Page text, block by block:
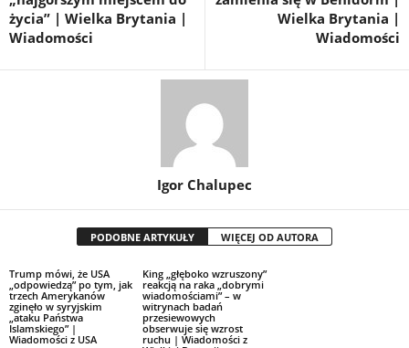
życia” | Wielka Brytania |
Wiadomości
Wielka Brytania |
Wiadomości
Igor Chalupec
PODOBNE ARTYKUŁY WIĘCEJ OD AUTORA
Trump mówi, że USA
„odpowiedzą” po tym, jak
trzech Amerykanów
zginęło w syryjskim
„ataku Państwa
Islamskiego” |
Wiadomości z USA
King „głęboko wzruszony”
reakcją na raka „dobrymi
wiadomościami” – w
witrynach badań
przesiewowych
obserwuje się wzrost
ruchu | Wiadomości z